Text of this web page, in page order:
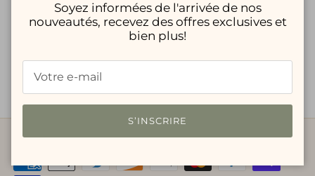
FAVORITE DAUGHTER -
FAVORITE DAUGTHER -
Sweat-Shirt "Mom of the
Soyez informées de l'arrivée de nos
nouveautés, recevez des offres exclusives et
bien plus!
S’INSCRIRE